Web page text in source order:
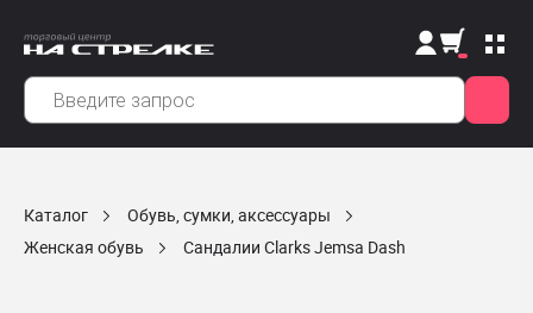
Каталог
Обувь, сумки, аксессуары
Женская обувь
Сандалии Clarks Jemsa Dash